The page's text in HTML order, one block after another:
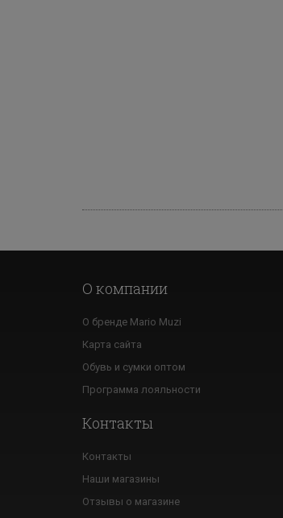
О компании
О бренде Mario Muzi
Карта сайта
Обувь и сумки оптом
Программа лояльности
Контакты
Контакты
Наши магазины
Отзывы о магазине